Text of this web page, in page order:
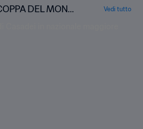
DEL MOND
Vedi tutto